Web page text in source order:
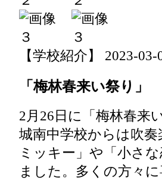
【学校紹介】 2023-
「梅林春来い祭り」
2月26日に「梅林春来
城南中学校からは吹
ミッキー」や「小さ
ました。多くの方々